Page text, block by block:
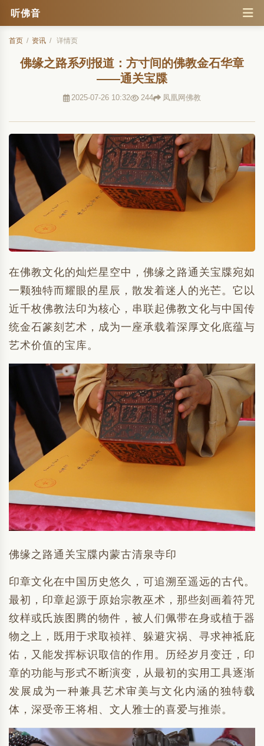
听佛音
首页 / 资讯 / 详情页
佛缘之路系列报道：方寸间的佛教金石华章
——通关宝牒
2025-07-26 10:32 244 凤凰网佛教
在佛教文化的灿烂星空中，佛缘之路通关宝牒宛如
一颗独特而耀眼的星辰，散发着迷人的光芒。它以
近千枚佛教法印为核心，串联起佛教文化与中国传
统金石篆刻艺术，成为一座承载着深厚文化底蕴与
艺术价值的宝库。
佛缘之路通关宝牒内蒙古清泉寺印
印章文化在中国历史悠久，可追溯至遥远的古代。
最初，印章起源于原始宗教巫术，那些刻画着符咒
纹样或氏族图腾的物件，被人们佩带在身或植于器
物之上，既用于求取祯祥、躲避灾祸、寻求神祗庇
佑，又能发挥标识取信的作用。历经岁月变迁，印
章的功能与形式不断演变，从最初的实用工具逐渐
发展成为一种兼具艺术审美与文化内涵的独特载
体，深受帝王将相、文人雅士的喜爱与推崇。